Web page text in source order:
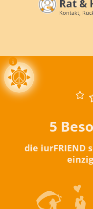
Rat &
Kontakt,
5
die iurFRIEND